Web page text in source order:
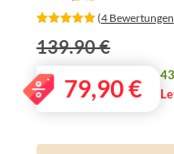
‎ (4 Bewertungen
139.90 €
79,90€